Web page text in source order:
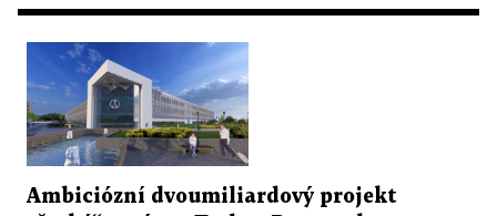
Ambiciózní dvoumiliardový projekt